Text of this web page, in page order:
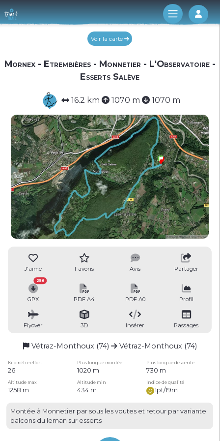
Log
Voir la carte
Mornex - Etrembières - Monnetier - L'Observatoire -
Esserts Salève
16.2 km 1070 m 1070 m
J'aime Favoris Avis Partager
GPX
256
PDF A4 PDF A0 Profil
Flyover 3D Insérer Passages
Vétraz-Monthoux (74) Vétraz-Monthoux (74)
Kilomètre effort Plus longue montée Plus longue descente
26 1020 m 730 m
Altitude max Altitude min Indice de qualité
1258 m 434 m 1pt/19m
Montée à Monnetier par sous les voutes et retour par variante
balcons du leman sur esserts